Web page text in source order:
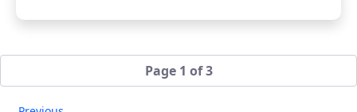
Page 1 of 3